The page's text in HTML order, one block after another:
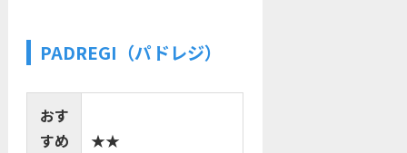
PADREGI（パドレジ）
おす
すめ
★★